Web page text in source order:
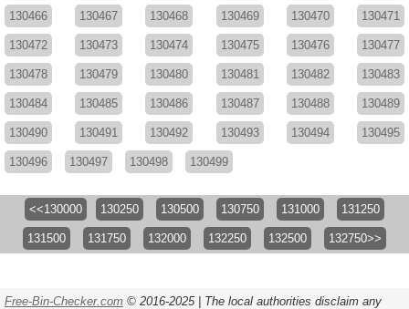
130466 130467 130468 130469 130470 130471
130472 130473 130474 130475 130476 130477
130478 130479 130480 130481 130482 130483
130484 130485 130486 130487 130488 130489
130490 130491 130492 130493 130494 130495
130496 130497 130498 130499
<<130000 130250 130500 130750 131000 131250
131500 131750 132000 132250 132500 132750>>
Free-Bin-Checker.com © 2016-2025 | The local authorities disclaim any